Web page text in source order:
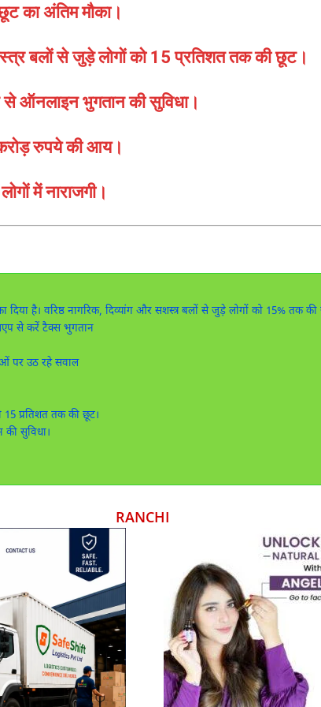
का अंतिम मौका।
बलों से जुड़े लोगों को 15 प्रतिशत तक की छूट।
से ऑनलाइन भुगतान की सुविधा।
रुपये की आय।
में नाराजगी।
है। वरिष्ठ नागरिक, दिव्यांग और सशस्त्र बलों से जुड़े लोगों को 15% तक की
से करें टैक्स भुगतान
पर उठ रहे सवाल
15 प्रतिशत तक की छूट।
सुविधा।
RANCHI